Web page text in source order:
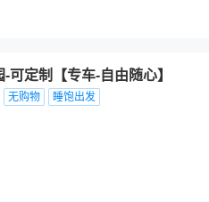
定制【专车-自由随心】
无购物 睡饱出发